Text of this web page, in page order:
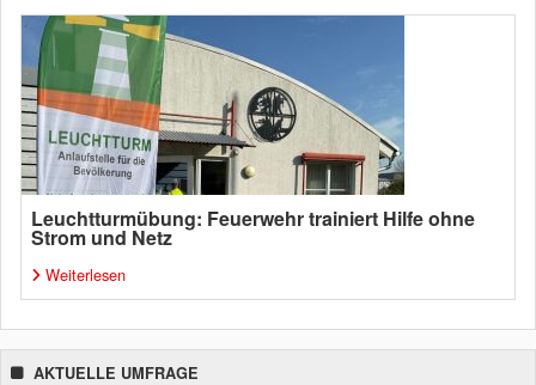
Leuchtturmübung: Feuerwehr trainiert Hilfe ohne
Strom und Netz
Weiterlesen
AKTUELLE UMFRAGE